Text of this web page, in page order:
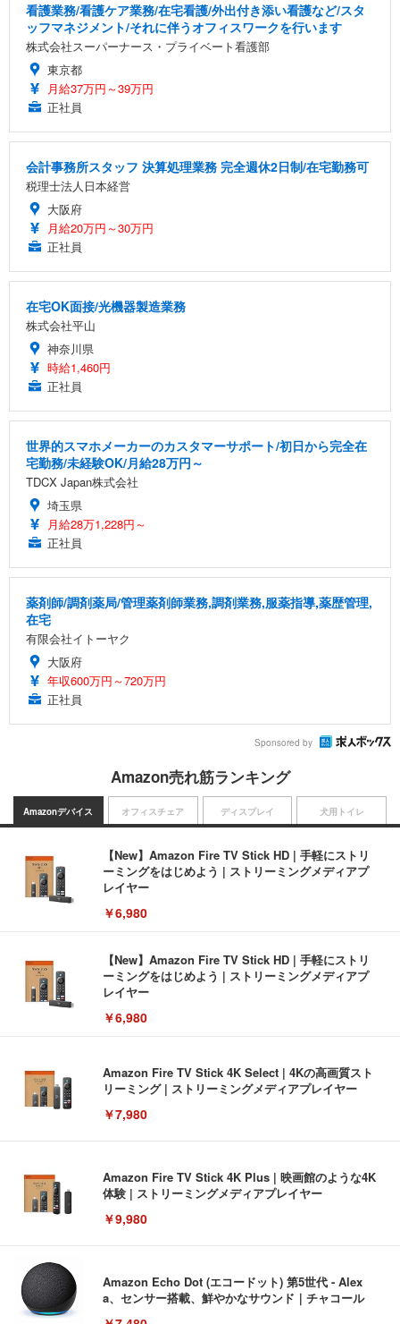
看護業務/看護ケア業務/在宅看護/外出付き添い看護など/スタ
ッフマネジメント/それに伴うオフィスワークを行います
株式会社スーパーナース・プライベート看護部
東京都
月給37万円～39万円
正社員
会計事務所スタッフ 決算処理業務 完全週休2日制/在宅勤務可
税理士法人日本経営
大阪府
月給20万円～30万円
正社員
在宅OK面接/光機器製造業務
株式会社平山
神奈川県
時給1,460円
正社員
世界的スマホメーカーのカスタマーサポート/初日から完全在
宅勤務/未経験OK/月給28万円～
TDCX Japan株式会社
埼玉県
月給28万1,228円～
正社員
薬剤師/調剤薬局/管理薬剤師業務,調剤業務,服薬指導,薬歴管理,
在宅
有限会社イトーヤク
大阪府
年収600万円～720万円
正社員
Sponsored by
Amazon売れ筋ランキング
Amazonデバイス
【New】Amazon Fire TV Stick HD | 手軽にストリ
ーミングをはじめよう | ストリーミングメディアプ
レイヤー
￥6,980
【New】Amazon Fire TV Stick HD | 手軽にストリ
ーミングをはじめよう | ストリーミングメディアプ
レイヤー
￥6,980
Amazon Fire TV Stick 4K Select | 4Kの高画質スト
リーミング | ストリーミングメディアプレイヤー
￥7,980
Amazon Fire TV Stick 4K Plus | 映画館のような4K
体験 | ストリーミングメディアプレイヤー
￥9,980
Amazon Echo Dot (エコードット) 第5世代 - Alex
a、センサー搭載、鮮やかなサウンド｜チャコール
オフィスチェア ディスプレイ 犬用トイレ